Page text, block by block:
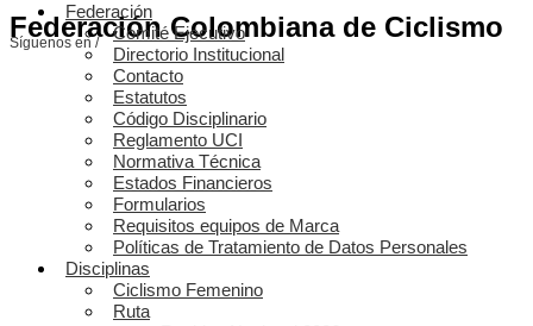
Federación Colombiana de Ciclismo
Síguenos en /
Federación
Comité Ejecutivo
Directorio Institucional
Contacto
Estatutos
Código Disciplinario
Reglamento UCI
Normativa Técnica
Estados Financieros
Formularios
Requisitos equipos de Marca
Políticas de Tratamiento de Datos Personales
Disciplinas
Ciclismo Femenino
Ruta